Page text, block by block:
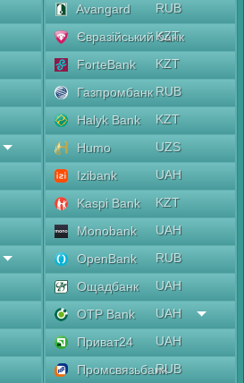
Avangard
RUB
Євразійський банк
KZT
ForteBank
KZT
Газпромбанк RUB
Halyk Bank
KZT
Humo
UZS
Izibank
UAH
Kaspi Bank
KZT
Monobank
UAH
OpenBank
RUB
Ощадбанк
UAH
OTP Bank
UAH
Приват24
UAH
ПромсвязьбанкRUB